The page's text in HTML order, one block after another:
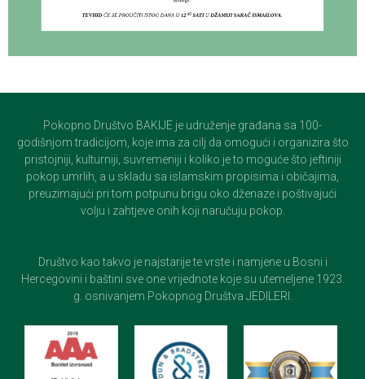
Pokopno Društvo BAKIJE je udruženje građana sa 100-
godišnjom tradicijom, koje ima za cilj da omogući i organizira što
pristojniji, kulturniji, suvremeniji i koliko je to moguće što jeftiniji
pokop umrlih, a u skladu sa islamskim propisima i običajima,
preuzimajući pri tom potpunu brigu oko dženaze i poštivajući
volju i zahtjeve onih koji naručuju pokop.
Društvo kao takvo je najstarije te vrste i namjene u Bosni i
Hercegovini i baštini sve one vrijednote koje su utemeljene 1923.
g. osnivanjem Pokopnog Društva JEDILERI.